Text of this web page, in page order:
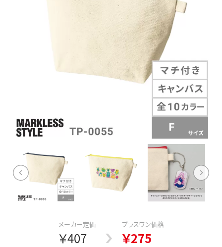
メーカー定価
￥407
プラスワン価格
￥275